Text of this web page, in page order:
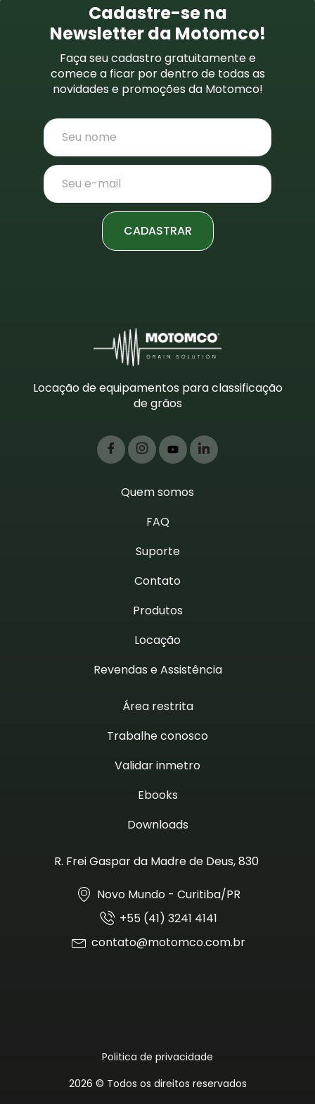
Cadastre-se na
Newsletter da Motomco!
Faça seu cadastro gratuitamente e
comece a ficar por dentro de todas as
novidades e promoções da Motomco!
CADASTRAR
Locação de equipamentos para classificação
de grãos
Quem somos
FAQ
Suporte
Contato
Produtos
Locação
Revendas e Assistência
Área restrita
Trabalhe conosco
Validar inmetro
Ebooks
Downloads
R. Frei Gaspar da Madre de Deus, 830
Novo Mundo - Curitiba/PR
+55 (41) 3241 4141
contato@motomco.com.br
Politica de privacidade
2026 © Todos os direitos reservados